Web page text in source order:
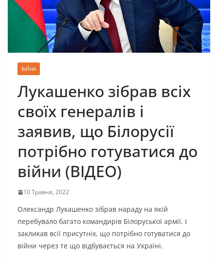
ВІЙНА
Лукашенко зібрав всіх
своїх генералів і
заявив, що Білорусії
потрібно готуватися до
війни (ВІДЕО)
10 Травня, 2022
Олександр Лукашенко зібрав нараду на якій
перебувало багато командирів Білоруської армії. І
закликав всії присутніх, що потрібно готуватися до
війни через те що відбувається на Україні.